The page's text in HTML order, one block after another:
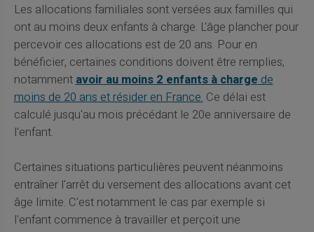
Les allocations familiales sont versées aux familles qui
ont au moins deux enfants à charge. L'âge plancher pour
percevoir ces allocations est de 20 ans. Pour en
bénéficier, certaines conditions doivent être remplies,
notamment avoir au moins 2 enfants à charge de
moins de 20 ans et résider en France. Ce délai est
calculé jusqu'au mois précédant le 20e anniversaire de
l'enfant.
Certaines situations particulières peuvent néanmoins
entraîner l'arrêt du versement des allocations avant cet
âge limite. C'est notamment le cas par exemple si
l'enfant commence à travailler et perçoit une